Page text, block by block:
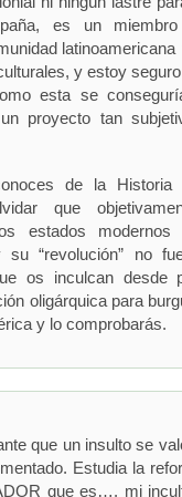
es un
latinoamericana
y estoy
esta se
proyecto tan
de la Historia
que
estados modernos
su “revolución” no
os inculcan desde
oligárquica para
y lo comprobarás.
que un insulto se
Estudia la
que es…. mi